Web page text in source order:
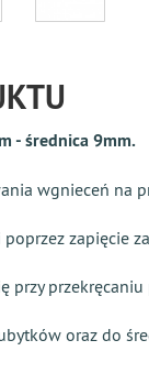
- średnica 9mm.
wgnieceń na
zapięcie
przy
oraz do